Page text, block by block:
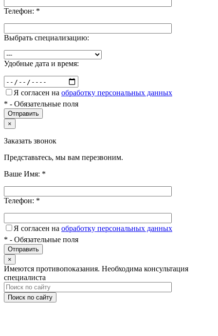
Телефон: *
Выбрать специализацию:
Удобные дата и время:
Я согласен на обработку персональных данных
* - Обязательные поля
×
Заказать звонок
Представьтесь, мы вам перезвоним.
Ваше Имя: *
Телефон: *
Я согласен на обработку персональных данных
* - Обязательные поля
×
Имеются противопоказания. Необходима консультация
специалиста